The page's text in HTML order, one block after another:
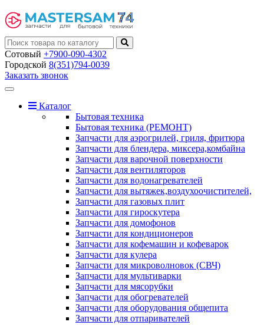
Сотовый +7900-090-4302
Городской 8(351)794-0039
Заказать звонок
Toggle
navigationКаталог
Бытовая техника
Бытовая техника (РЕМОНТ)
Запчасти для аэрогрилей, гриля, фритюра
Запчасти для блендера, миксера,комбайна
Запчасти для варочной поверхности
Запчасти для вентиляторов
Запчасти для водонагревателей
Запчасти для вытяжек,воздухоочистителей,
Запчасти для газовых плит
Запчасти для гироскутера
Запчасти для домофонов
Запчасти для кондиционеров
Запчасти для кофемашин и кофеварок
Запчасти для кулера
Запчасти для микроволновок (СВЧ)
Запчасти для мультиварки
Запчасти для мясорубки
Запчасти для обогревателей
Запчасти для оборудования общепита
Запчасти для отпаривателей